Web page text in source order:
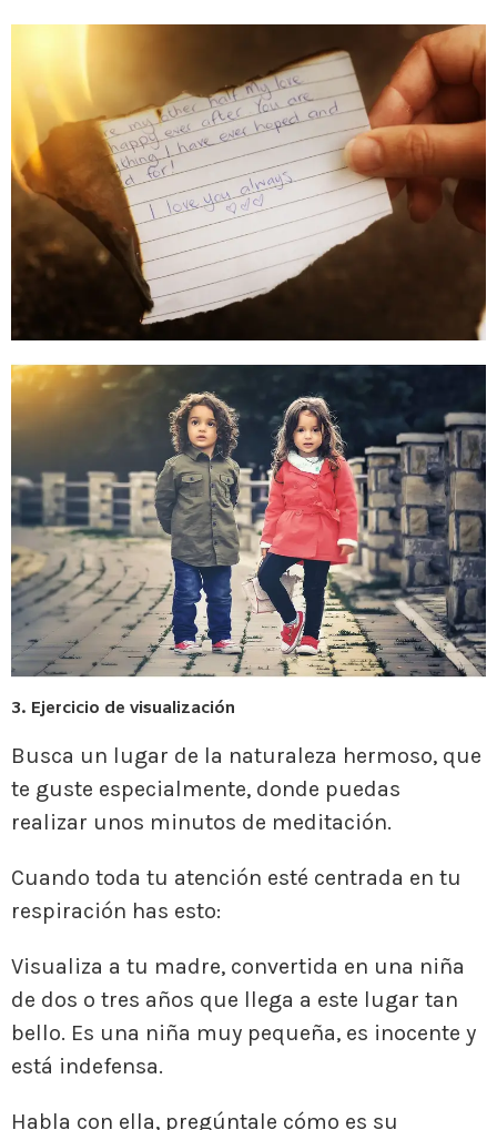
3. Ejercicio de visualización
Busca un lugar de la naturaleza hermoso, que
te guste especialmente, donde puedas
realizar unos minutos de meditación.
Cuando toda tu atención esté centrada en tu
respiración has esto:
Visualiza a tu madre, convertida en una niña
de dos o tres años que llega a este lugar tan
bello. Es una niña muy pequeña, es inocente y
está indefensa.
Habla con ella, pregúntale cómo es su